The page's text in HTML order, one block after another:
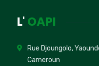
L' OAPI
Rue Djoungolo,
Cameroun